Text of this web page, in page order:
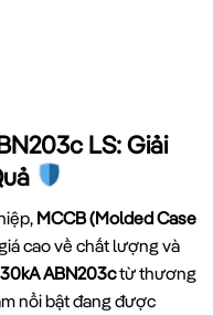
LS: Giải
MCCB (Molded Case
cao về chất lượng và
ABN203ctừ thương
nổi bật đang được